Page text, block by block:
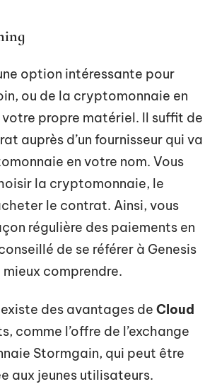
option intéressante pour
ou de la cryptomonnaie en
propre matériel. Il suffit de
auprès d’un fournisseur qui va
en votre nom. Vous
la cryptomonnaie, le
le contrat. Ainsi, vous
régulière des paiements en
de se référer à Genesis
comprendre.
des avantages de Cloud
comme l’offre de l’exchange
Stormgain, qui peut être
aux jeunes utilisateurs.